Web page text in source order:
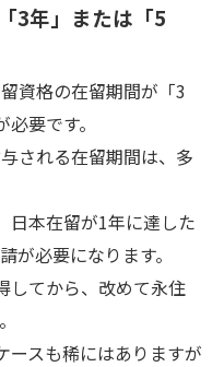
3年」または「5
資格の在留期間が「3
要です。
される在留期間は、多
日本在留が1年に達した
が必要になります。
してから、改めて永住
ースも稀にはありますが